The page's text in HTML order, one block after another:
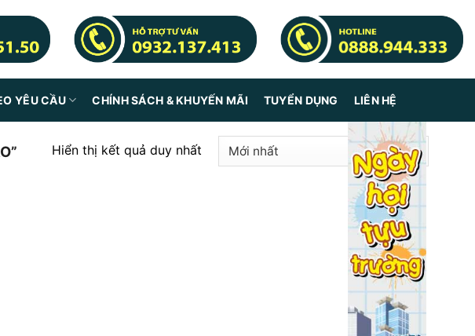
YÊU CẦU CHÍNH SÁCH & KHUYẾN MÃI TUYỂN DỤNG LIÊN HỆ
Hiển thị kết quả duy nhất